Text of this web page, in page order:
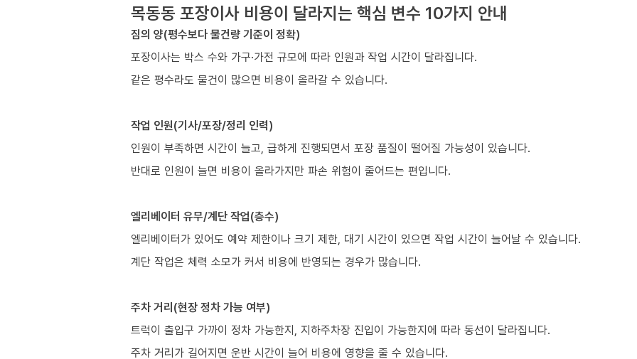
목동동 포장이사 비용이 달라지는 핵심 변수 10가지 안내
짐의 양(평수보다 물건량 기준이 정확)
포장이사는 박스 수와 가구·가전 규모에 따라 인원과 작업 시간이 달라집니다.
같은 평수라도 물건이 많으면 비용이 올라갈 수 있습니다.
작업 인원(기사/포장/정리 인력)
인원이 부족하면 시간이 늘고, 급하게 진행되면서 포장 품질이 떨어질 가능성이 있습니다.
반대로 인원이 늘면 비용이 올라가지만 파손 위험이 줄어드는 편입니다.
엘리베이터 유무/계단 작업(층수)
엘리베이터가 있어도 예약 제한이나 크기 제한, 대기 시간이 있으면 작업 시간이 늘어날 수 있습니다.
계단 작업은 체력 소모가 커서 비용에 반영되는 경우가 많습니다.
주차 거리(현장 정차 가능 여부)
트럭이 출입구 가까이 정차 가능한지, 지하주차장 진입이 가능한지에 따라 동선이 달라집니다.
주차 거리가 길어지면 운반 시간이 늘어 비용에 영향을 줄 수 있습니다.